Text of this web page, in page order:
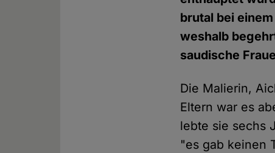
brutal bei
weshalb
saudische
Die Malierin,
Eltern war es
lebte sie sechs
"es gab keinen